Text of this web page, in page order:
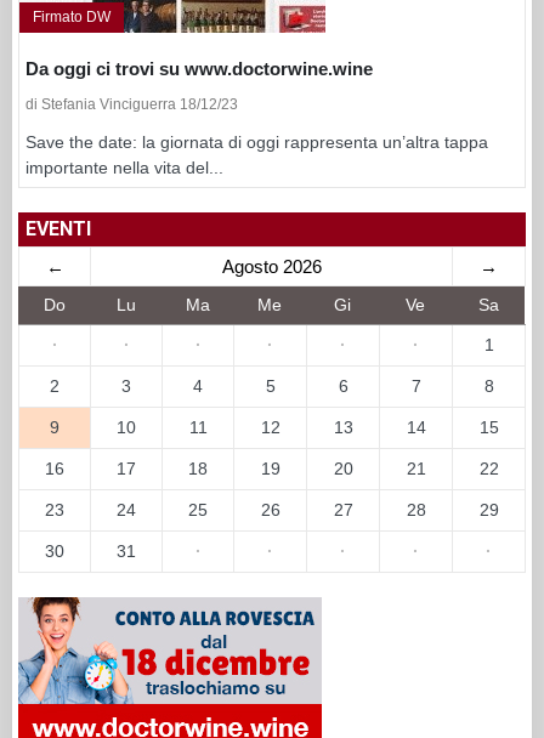
Firmato DW
Da oggi ci trovi su www.doctorwine.wine
di Stefania Vinciguerra 18/12/23
Save the date: la giornata di oggi rappresenta un’altra tappa
importante nella vita del...
EVENTI
← Agosto 2026 →
Do Lu Ma Me Gi Ve Sa
· · · · · · 1
2 3 4 5 6 7 8
9 10 11 12 13 14 15
16 17 18 19 20 21 22
23 24 25 26 27 28 29
30 31 · · · · ·